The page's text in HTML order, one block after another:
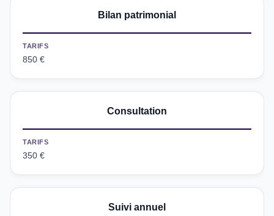
Bilan patrimonial
TARIFS
850 €
Consultation
TARIFS
350 €
Suivi annuel